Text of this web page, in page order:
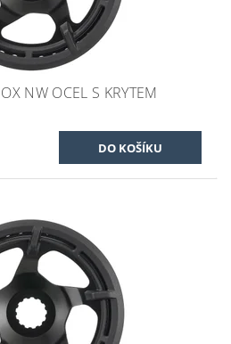
NW OCEL S KRYTEM